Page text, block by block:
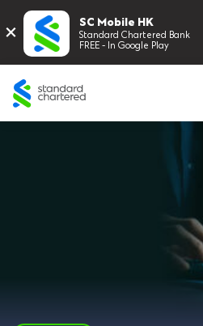
Standard
Chartered
× SC Mobile HK
Standard Chartered Bank
FREE - In Google Play